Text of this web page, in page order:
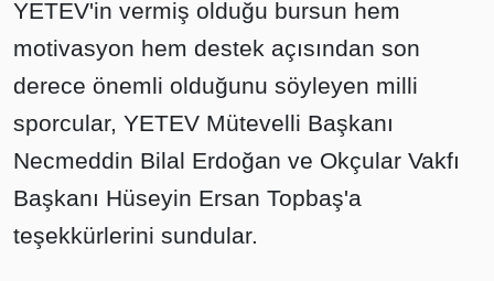
YETEV'in vermiş olduğu bursun hem
motivasyon hem destek açısından son
derece önemli olduğunu söyleyen milli
sporcular, YETEV Mütevelli Başkanı
Necmeddin Bilal Erdoğan ve Okçular Vakfı
Başkanı Hüseyin Ersan Topbaş'a
teşekkürlerini sundular.